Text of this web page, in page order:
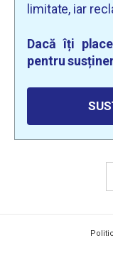
limitate, iar
Dacă îți
pentru